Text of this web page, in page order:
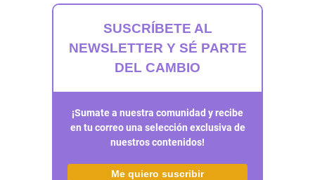
SUSCRÍBETE AL
NEWSLETTER Y SÉ PARTE
DEL CAMBIO
¡Sumate a nuestra comunidad y recibe
en tu correo una selección exclusiva de
nuestros contenidos!
Me quiero suscribir